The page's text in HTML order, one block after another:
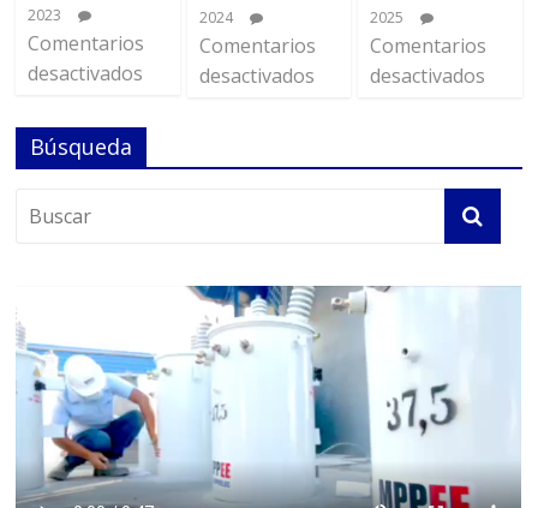
2023
Comentarios
desactivados
2024
Comentarios
desactivados
2025
Comentarios
desactivados
Búsqueda